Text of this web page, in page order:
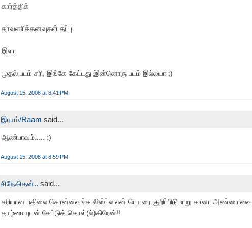
கார்த்திக்
தாவணிக்கனவுகள் தப்பு
இளா
முதல் படம் சரி, இங்கே கேட்டது இன்னொரு படம் இல்லயா ;)
August 15, 2008 at 8:41 PM
இராம்/Raam said...
ஆண்பாவம்..... :)
August 15, 2008 at 8:59 PM
சிநேகிதன்.. said...
சரியான பதிலை சொன்னவங்க லிஸ்ட்ல என் பெயரை குறிப்பிடுமாறு கானா அண்ணாவை
தாழ்மையுடன் கேட்டுக் கொள்(ல்)கிறேன்!!